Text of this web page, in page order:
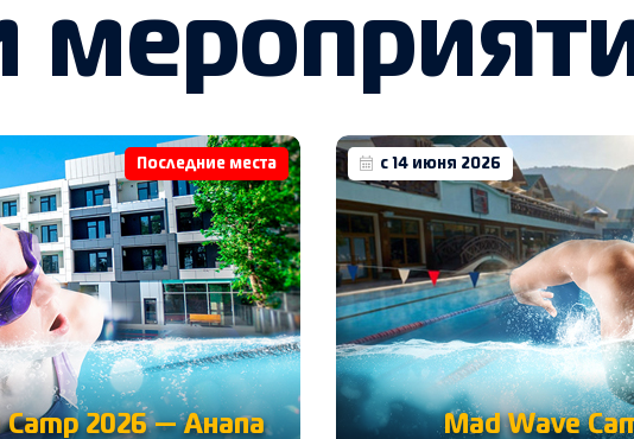
Последние места
Camp 2026 — Анапа
с 14 июня 2026
Mad Wave